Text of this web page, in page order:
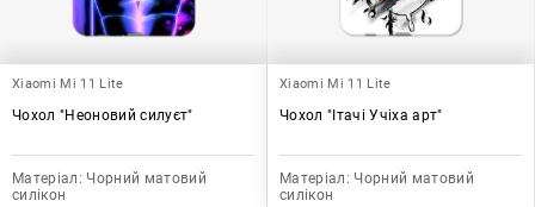
Xiaomi Mi 11 Lite
Чохол "Неоновий силуєт"
Матеріал: Чорний матовий
силікон
Xiaomi Mi 11 Lite
Чохол "Ітачі Учіха арт"
Матеріал: Чорний матовий
силікон